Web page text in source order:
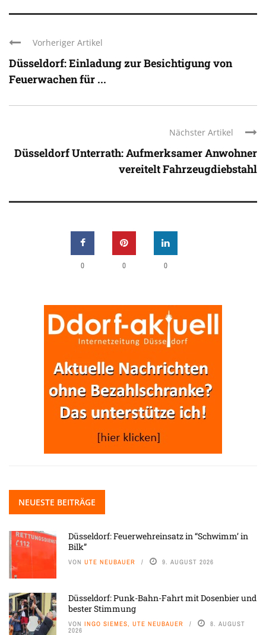
Vorheriger Artikel
Düsseldorf: Einladung zur Besichtigung von
Feuerwachen für ...
Nächster Artikel
Düsseldorf Unterrath: Aufmerksamer Anwohner
vereitelt Fahrzeugdiebstahl
0 0 0
NEUESTE BEITRÄGE
Düsseldorf: Feuerwehreinsatz in “Schwimm’ in
Bilk”
VON UTE NEUBAUER 9. AUGUST 2026
Düsseldorf: Punk-Bahn-Fahrt mit Dosenbier und
bester Stimmung
VON INGO SIEMES, UTE NEUBAUER 8. AUGUST
2026